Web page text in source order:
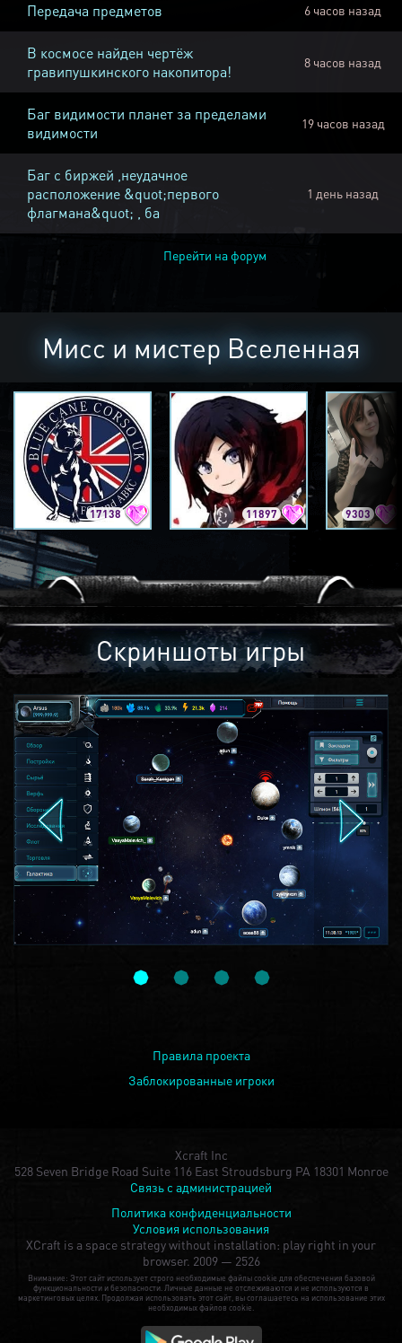
Передача предметов 6 часов назад
В космосе найден чертёж
гравипушкинского накопитора!
8 часов назад
Баг видимости планет за пределами
видимости
19 часов назад
Баг с биржей ,неудачное
расположение &quot;первого
флагмана&quot; , ба
1 день назад
Перейти на форум
Мисс и мистер Вселенная
17138 11897 9303
Скриншоты игры
Правила проекта
Заблокированные игроки
Xcraft Inc
528 Seven Bridge Road Suite 116 East Stroudsburg PA 18301 Monroe
Связь с администрацией
Политика конфиденциальности
Условия использования
XCraft is a space strategy without installation: play right in your
browser. 2009 — 2526
Внимание: Этот сайт использует строго необходимые файлы cookie для обеспечения базовой
функциональности и безопасности. Личные данные не отслеживаются и не используются в
маркетинговых целях. Продолжая использовать этот сайт, вы соглашаетесь на использование этих
необходимых файлов cookie.